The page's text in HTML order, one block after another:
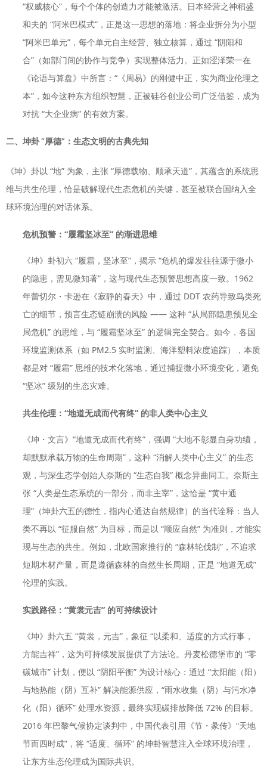
“权威核心”，每个个体的创造力才能被激活。日本经营之神稻盛
和夫的 “阿米巴模式”，正是这一思想的落地：将企业拆分为小型
“阿米巴单元”，每个单元自主经营、独立核算，通过 “阴阳和
合”（如部门间的协作与竞争）实现整体活力。正如涩泽荣一在
《论语与算盘》中所言：“《周易》的刚健中正，实为商业伦理之
本”，如今这种东方组织智慧，正被硅谷创业公司广泛借鉴，成为
对抗 “大企业病” 的有效方案。
二、坤卦 “厚德”：生态文明的古典先知
《坤》卦以 “地” 为象，主张 “厚德载物、顺承天道”，其蕴含的系统思
维与共生伦理，恰是破解现代生态危机的关键，甚至被联合国纳入全
球环境治理的对话体系。
危机预警：“履霜坚冰至” 的渐进思维
《坤》卦初六 “履霜，坚冰至”，揭示 “危机的爆发往往源于微小
的隐患，需见微知著”，这与现代生态预警思想高度一致。1962
年蕾切尔・卡逊在《寂静的春天》中，通过 DDT 农药导致鸟类死
亡的细节，预言生态链崩溃的风险 —— 这种 “从局部隐患预见全
局危机” 的思维，与 “履霜坚冰至” 的逻辑完全契合。如今，各国
环境监测体系（如 PM2.5 实时监测、海洋塑料浓度追踪），本质
都是对 “履霜” 思维的技术化落地，通过捕捉微小环境变化，避免
“坚冰” 级别的生态灾难。
共生伦理：“地道无成而代有终” 的非人类中心主义
《坤・文言》“地道无成而代有终”，强调 “大地不彰显自身功绩，
却默默承载万物的生命周期”，这种 “消解人类中心主义” 的生态
观，与深生态学创始人奈斯的 “生态自我” 概念异曲同工。奈斯主
张 “人类是生态系统的一部分，而非主宰”，这恰是 “黄中通
理”（坤卦六五的德性，指内心通达自然规律）的当代诠释：当人
类不再以 “征服自然” 为目标，而是以 “顺应自然” 为准则，才能实
现与生态的共生。例如，北欧国家推行的 “森林轮伐制”，不追求
短期木材产量，而是遵循森林的自然生长周期，正是 “地道无成”
伦理的实践。
实践路径：“黄裳元吉” 的可持续设计
《坤》卦六五 “黄裳，元吉”，象征 “以柔和、适度的方式行事，
方能吉祥”，这为可持续发展提供了方法论。丹麦松德堡市的 “零
碳城市” 计划，便以 “阴阳平衡” 为设计核心：通过 “太阳能（阳）
与地热能（阴）互补” 解决能源供应，“雨水收集（阴）与污水净
化（阳）循环” 处理水资源，最终实现碳排放降低 72% 的目标。
2016 年巴黎气候协定谈判中，中国代表引用《节・彖传》“天地
节而四时成”，将 “适度、循环” 的坤卦智慧注入全球环境治理，
让东方生态伦理成为国际共识。